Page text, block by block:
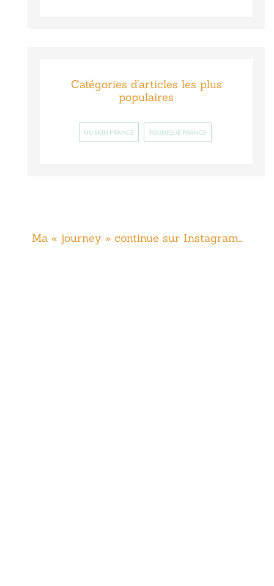
Catégories d’articles les plus
populaires
NU SKIN FRANCE YOUNIQUE FRANCE
Ma « journey » continue sur Instagram…